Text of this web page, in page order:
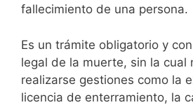
fallecimiento de una persona.
Es un trámite obligatorio y
legal de la muerte, sin la cual
realizarse gestiones como la
licencia de enterramiento, la